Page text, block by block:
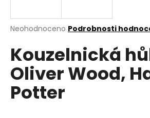
Průměrné
produktu
je
0,0
z
5
hvězdiček.
Neohodnoceno Podrobnosti
Kouzelnická
Oliver Wood,
Potter
j
t
?